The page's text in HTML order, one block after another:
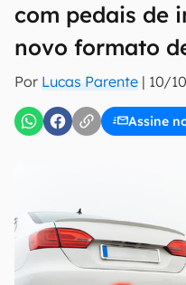
com pedais de
novo formato
Por Lucas Parente | 10/
Assine
E-mail